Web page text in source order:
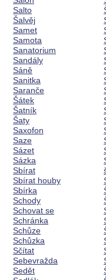
Salto
Šalvěj
Samet
Samota
Sanatorium
Sandály
Sáně
Sanitka
Saranče
Šátek
Šatník
Šaty
Saxofon
Saze
Sázet
Sázka
Sbírat
Sbírat houby
Sbírka
Schody
Schovat se
Schránka
Schůze
Schůzka
Sčítat
Sebevražda
Sedět